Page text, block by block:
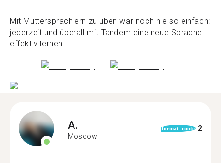
Mit Muttersprachlern zu üben war noch nie so einfach:
jederzeit und überall mit Tandem eine neue Sprache
effektiv lernen.
A.
Moscow
format_quote 2